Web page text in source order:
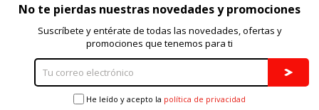
No te pierdas nuestras novedades y promociones
Suscríbete y entérate de todas las novedades, ofertas y
promociones que tenemos para ti
He leído y acepto la política de privacidad